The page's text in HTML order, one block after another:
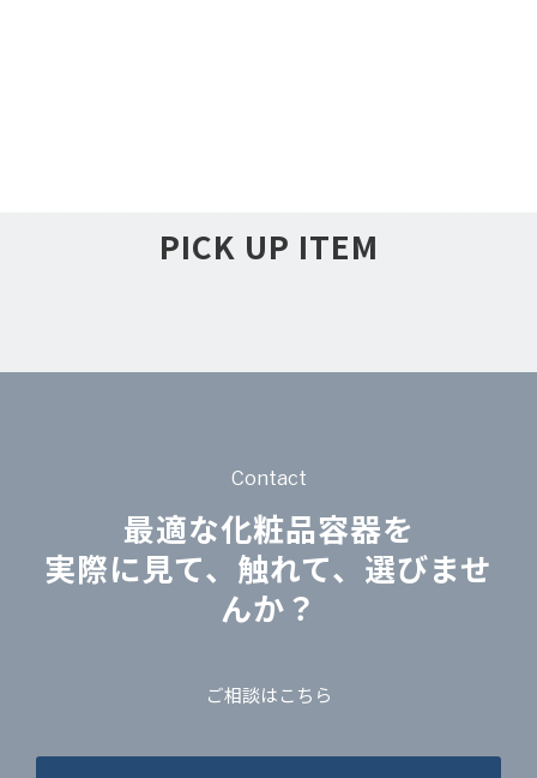
PICK UP ITEM
Contact
最適な化粧品容器を
実際に見て、触れて、選びませ
んか？
ご相談はこちら